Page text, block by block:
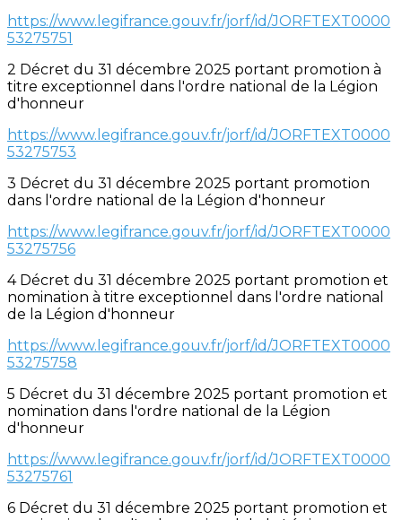
https://www.legifrance.gouv.fr/jorf/id/JORFTEXT0000
53275751
2 Décret du 31 décembre 2025 portant promotion à
titre exceptionnel dans l'ordre national de la Légion
d'honneur
https://www.legifrance.gouv.fr/jorf/id/JORFTEXT0000
53275753
3 Décret du 31 décembre 2025 portant promotion
dans l'ordre national de la Légion d'honneur
https://www.legifrance.gouv.fr/jorf/id/JORFTEXT0000
53275756
4 Décret du 31 décembre 2025 portant promotion et
nomination à titre exceptionnel dans l'ordre national
de la Légion d'honneur
https://www.legifrance.gouv.fr/jorf/id/JORFTEXT0000
53275758
5 Décret du 31 décembre 2025 portant promotion et
nomination dans l'ordre national de la Légion
d'honneur
https://www.legifrance.gouv.fr/jorf/id/JORFTEXT0000
53275761
6 Décret du 31 décembre 2025 portant promotion et